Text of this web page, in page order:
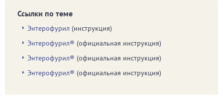
Ссылки по теме
Энтерофурил (инструкция)
Энтерофурил® (официальная инструкция)
Энтерофурил® (официальная инструкция)
Энтерофурил® (официальная инструкция)